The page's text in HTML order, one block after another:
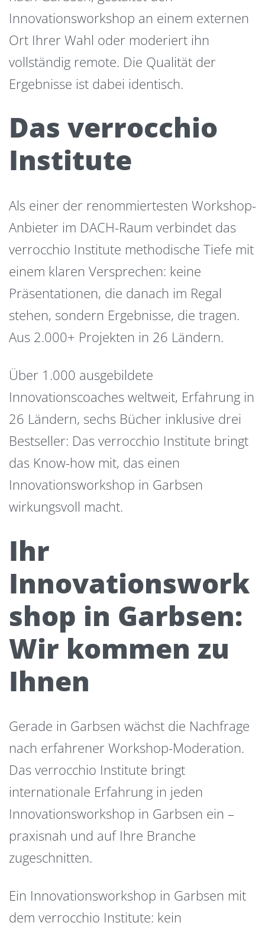
Innovationsworkshop an einem externen
Ort Ihrer Wahl oder moderiert ihn
vollständig remote. Die Qualität der
Ergebnisse ist dabei identisch.
Das verrocchio
Institute
Als einer der renommiertesten Workshop-
Anbieter im DACH-Raum verbindet das
verrocchio Institute methodische Tiefe mit
einem klaren Versprechen: keine
Präsentationen, die danach im Regal
stehen, sondern Ergebnisse, die tragen.
Aus 2.000+ Projekten in 26 Ländern.
Über 1.000 ausgebildete
Innovationscoaches weltweit, Erfahrung in
26 Ländern, sechs Bücher inklusive drei
Bestseller: Das verrocchio Institute bringt
das Know-how mit, das einen
Innovationsworkshop in Garbsen
wirkungsvoll macht.
Ihr
Innovationswork
shop in Garbsen:
Wir kommen zu
Ihnen
Gerade in Garbsen wächst die Nachfrage
nach erfahrener Workshop-Moderation.
Das verrocchio Institute bringt
internationale Erfahrung in jeden
Innovationsworkshop in Garbsen ein –
praxisnah und auf Ihre Branche
zugeschnitten.
Ein Innovationsworkshop in Garbsen mit
dem verrocchio Institute: kein